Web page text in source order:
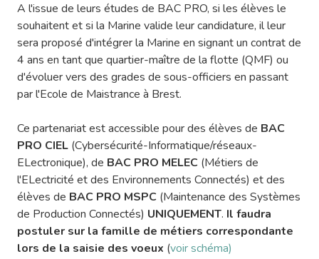
A l'issue de leurs études de BAC PRO, si les élèves le
souhaitent et si la Marine valide leur candidature, il leur
sera proposé d'intégrer la Marine en signant un contrat de
4 ans en tant que quartier-maître de la flotte (QMF) ou
d'évoluer vers des grades de sous-officiers en passant
par l'Ecole de Maistrance à Brest.
Ce partenariat est accessible pour des élèves de BAC
PRO CIEL (Cybersécurité-Informatique/réseaux-
ELectronique), de BAC PRO MELEC (Métiers de
l'ELectricité et des Environnements Connectés) et des
élèves de BAC PRO MSPC (Maintenance des Systèmes
de Production Connectés) UNIQUEMENT. Il faudra
postuler sur la famille de métiers correspondante
lors de la saisie des voeux (voir schéma)